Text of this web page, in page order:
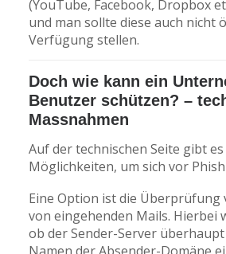
(YouTube, Facebook, Dropbox
und man sollte diese auch nicht
Verfügung stellen.
Doch wie kann ein
Benutzer schützen? –
Massnahmen
Auf der technischen Seite gibt
Möglichkeiten, um sich vor
Eine Option ist die Überprüfung
von eingehenden Mails. Hierbei
ob der Sender-Server